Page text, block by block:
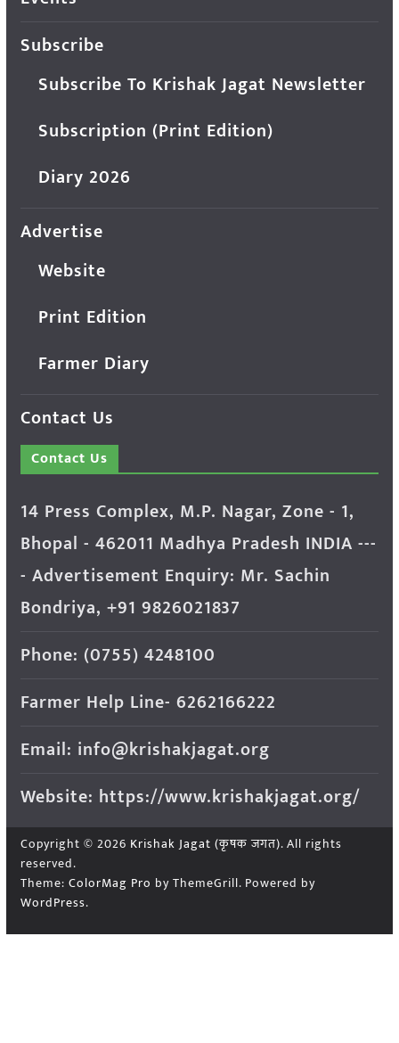
Subscribe
Subscribe To Krishak Jagat Newsletter
Subscription (Print Edition)
Diary 2026
Advertise
Website
Print Edition
Farmer Diary
Contact Us
Contact Us
14 Press Complex, M.P. Nagar, Zone - 1,
Bhopal - 462011 Madhya Pradesh INDIA ---
- Advertisement Enquiry: Mr. Sachin
Bondriya, +91 9826021837
Phone: (0755) 4248100
Farmer Help Line- 6262166222
Email: info@krishakjagat.org
Website: https://www.krishakjagat.org/
Copyright © 2026 Krishak Jagat (कृषक जगत). All rights
reserved.
Theme: ColorMag Pro by ThemeGrill. Powered by
WordPress.